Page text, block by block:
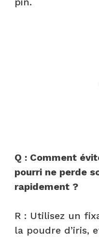
Q : Comment
pourri ne perde
rapidement ?
R : Utilisez un
la poudre d’iris,